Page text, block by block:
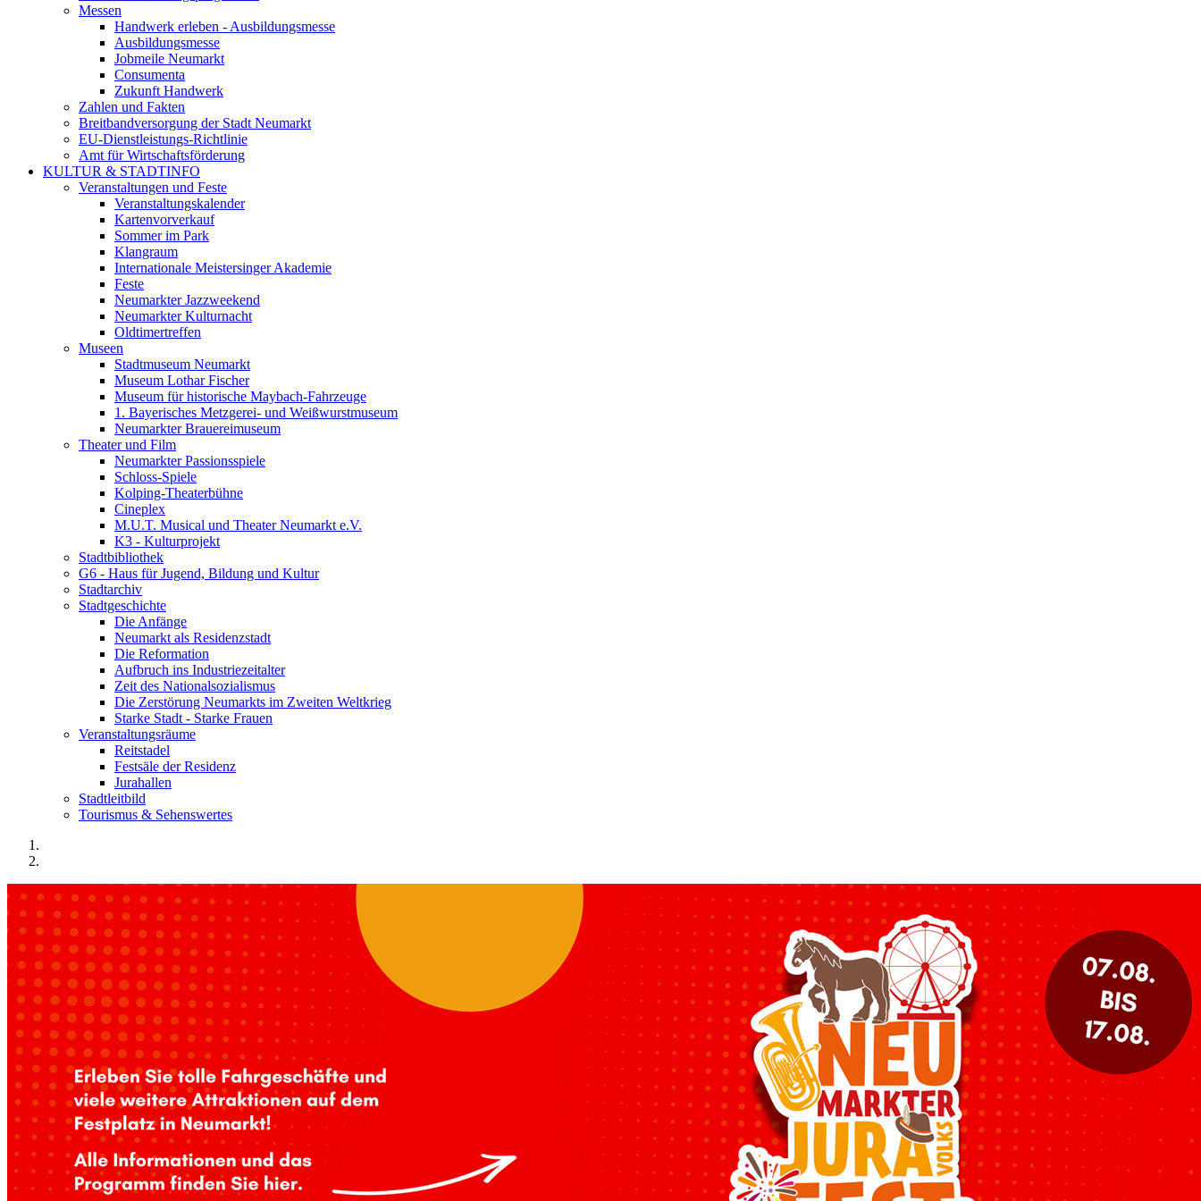
Messen
Handwerk erleben - Ausbildungsmesse
Ausbildungsmesse
Jobmeile Neumarkt
Consumenta
Zukunft Handwerk
Zahlen und Fakten
Breitbandversorgung der Stadt Neumarkt
EU-Dienstleistungs-Richtlinie
Amt für Wirtschaftsförderung
KULTUR & STADTINFO
Veranstaltungen und Feste
Veranstaltungskalender
Kartenvorverkauf
Sommer im Park
Klangraum
Internationale Meistersinger Akademie
Feste
Neumarkter Jazzweekend
Neumarkter Kulturnacht
Oldtimertreffen
Museen
Stadtmuseum Neumarkt
Museum Lothar Fischer
Museum für historische Maybach-Fahrzeuge
1. Bayerisches Metzgerei- und Weißwurstmuseum
Neumarkter Brauereimuseum
Theater und Film
Neumarkter Passionsspiele
Schloss-Spiele
Kolping-Theaterbühne
Cineplex
M.U.T. Musical und Theater Neumarkt e.V.
K3 - Kulturprojekt
Stadtbibliothek
G6 - Haus für Jugend, Bildung und Kultur
Stadtarchiv
Stadtgeschichte
Die Anfänge
Neumarkt als Residenzstadt
Die Reformation
Aufbruch ins Industriezeitalter
Zeit des Nationalsozialismus
Die Zerstörung Neumarkts im Zweiten Weltkrieg
Starke Stadt - Starke Frauen
Veranstaltungsräume
Reitstadel
Festsäle der Residenz
Jurahallen
Stadtleitbild
Tourismus & Sehenswertes